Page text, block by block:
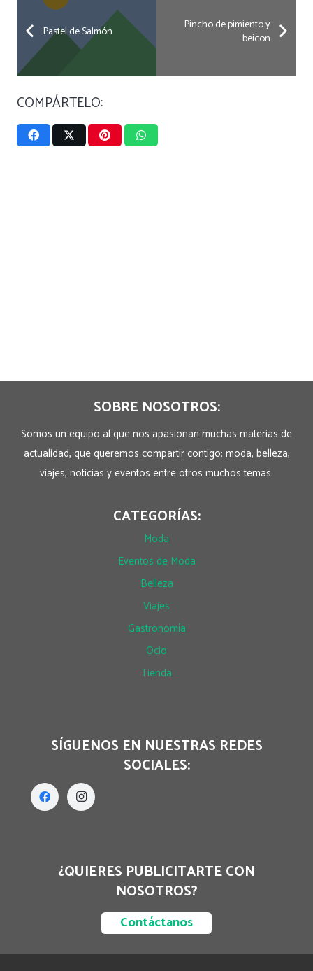
Pastel de Salmón
Pincho de pimiento y
beicon
COMPÁRTELO:
SOBRE NOSOTROS:
Somos un equipo al que nos apasionan muchas materias de
actualidad, que queremos compartir contigo: moda, belleza,
viajes, noticias y eventos entre otros muchos temas.
CATEGORÍAS:
Moda
Eventos de Moda
Belleza
Viajes
Gastronomía
Ocio
Tienda
SÍGUENOS EN NUESTRAS REDES
SOCIALES:
¿QUIERES PUBLICITARTE CON
NOSOTROS?
Contáctanos